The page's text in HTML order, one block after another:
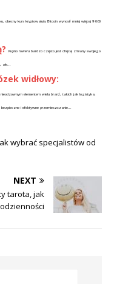
obecny kurs kryptowaluty Bitcoin wynosił mniej więcej 9 060
Kupno roweru bardzo często jest chęcią zmiany swojego
ale...
widłowy:
elementem wielu branż, takich jak logistyka,
i efektywne przemieszczanie...
wybrać specjalistów od
NEXT
tarota, jak